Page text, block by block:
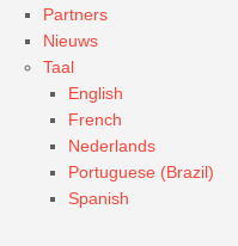
Partners
Nieuws
Taal
English
French
Nederlands
Portuguese (Brazil)
Spanish